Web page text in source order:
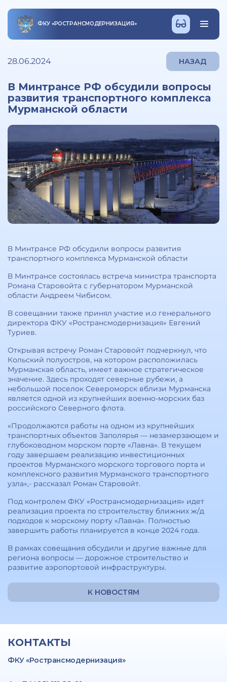
ФКУ «РОСТРАНСМОДЕРНИЗАЦИЯ»
28.06.2024 НАЗАД
В Минтрансе РФ обсудили вопросы
развития транспортного комплекса
Мурманской области
В Минтрансе РФ обсудили вопросы развития
транспортного комплекса Мурманской области
В Минтрансе состоялась встреча министра транспорта
Романа Старовойта с губернатором Мурманской
области Андреем Чибисом.
В совещании также принял участие и.о генерального
директора ФКУ «Ространсмодернизация» Евгений
Туриев.
Открывая встречу Роман Старовойт подчеркнул, что
Кольский полуостров, на котором расположилась
Мурманская область, имеет важное стратегическое
значение. Здесь проходят северные рубежи, а
небольшой поселок Североморск вблизи Мурманска
является одной из крупнейших военно-морских баз
российского Северного флота.
«Продолжаются работы на одном из крупнейших
транспортных объектов Заполярья — незамерзающем и
глубоководном морском порте «Лавна». В текущем
году завершаем реализацию инвестиционных
проектов Мурманского морского торгового порта и
комплексного развития Мурманского транспортного
узла»,- рассказал Роман Старовойт.
Под контролем ФКУ «Ространсмодернизация» идет
реализация проекта по строительству ближних ж/д
подходов к морскому порту «Лавна». Полностью
завершить работы планируется в конце 2024 года.
В рамках совещания обсудили и другие важные для
региона вопросы — дорожное строительство и
развитие аэропортовой инфраструктуры.
К НОВОСТЯМ
КОНТАКТЫ
ФКУ «Ространсмодернизация»